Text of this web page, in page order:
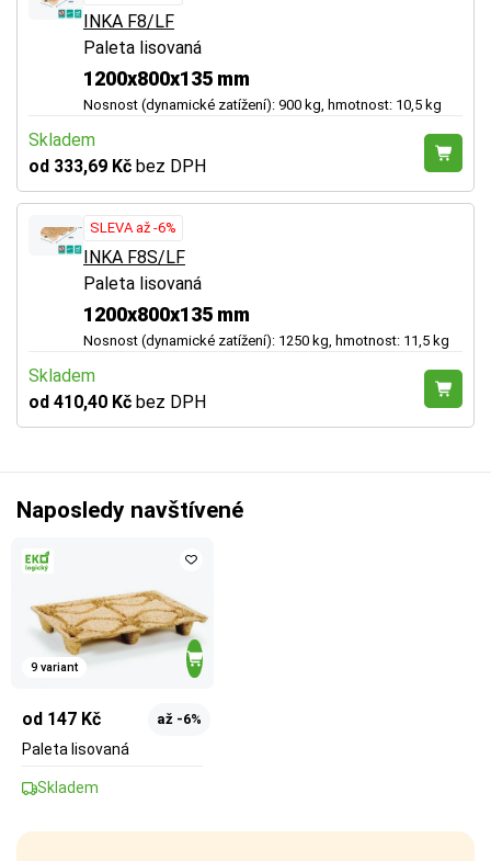
INKA F8/LF
Paleta lisovaná
1200x800x135 mm
Nosnost (dynamické zatížení): 900 kg, hmotnost: 10,5 kg
Skladem
od 333,69 Kč bez DPH
SLEVA až -6%
INKA F8S/LF
Paleta lisovaná
1200x800x135 mm
Nosnost (dynamické zatížení): 1250 kg, hmotnost: 11,5 kg
Skladem
od 410,40 Kč bez DPH
Naposledy navštívené
9 variant
od 147 Kč až -6%
Paleta lisovaná
Skladem